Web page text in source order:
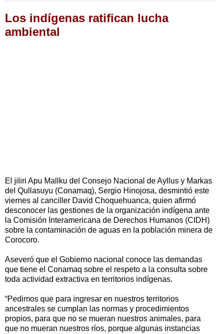
Los indígenas ratifican lucha
ambiental
El jiliri Apu Mallku del Consejo Nacional de Ayllus y Markas
del Qullasuyu (Conamaq), Sergio Hinojosa, desmintió este
viernes al canciller David Choquehuanca, quien afirmó
desconocer las gestiones de la organización indígena ante
la Comisión Interamericana de Derechos Humanos (CIDH)
sobre la contaminación de aguas en la población minera de
Corocoro.
Aseveró que el Gobierno nacional conoce las demandas
que tiene el Conamaq sobre el respeto a la consulta sobre
toda actividad extractiva en territorios indígenas.
“Pedimos que para ingresar en nuestros territorios
ancestrales se cumplan las normas y procedimientos
propios, para que no se mueran nuestros animales, para
que no mueran nuestros ríos, porque algunas instancias